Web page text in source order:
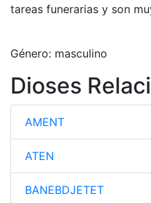
tareas funerarias y son
Género: masculino
Dioses
AMENT
ATEN
BANEBDJETET